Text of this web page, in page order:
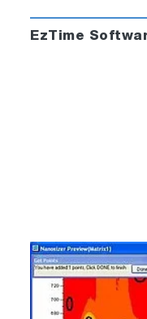
EzTime